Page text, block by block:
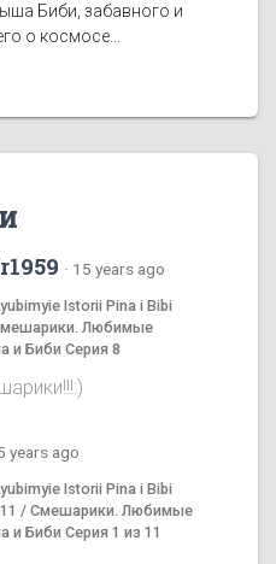
Биби, забавного и
о космосе...
· 15 years ago
Istorii Pina i Bibi
Любимые
и Биби Серия 8
years ago
Istorii Pina i Bibi
11 / Смешарики. Любимые
и Биби Серия 1 из 11